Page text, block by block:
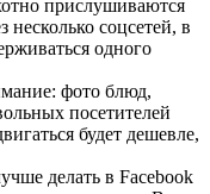
прислушиваются
несколько соцсетей, в
одного
фото блюд,
посетителей
будет дешевле,
делать в Facebook